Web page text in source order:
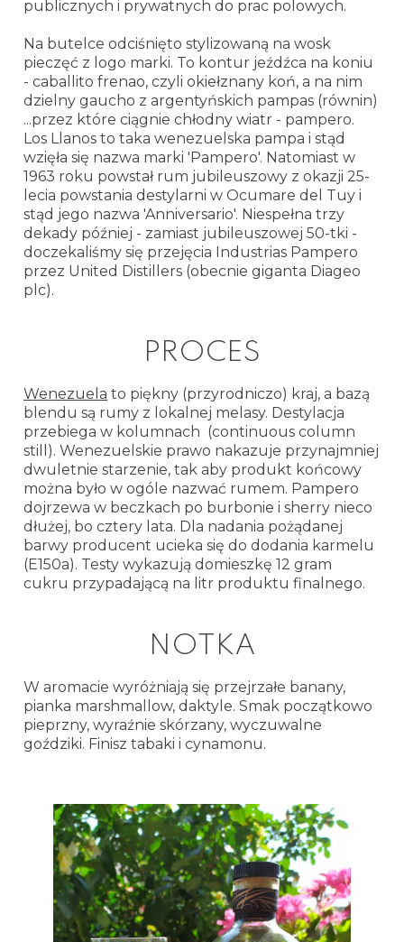
publicznych i prywatnych do prac polowych.
Na butelce odciśnięto stylizowaną na wosk
pieczęć z logo marki. To kontur jeźdźca na koniu
- caballito frenao, czyli okiełznany koń, a na nim
dzielny gaucho z argentyńskich pampas (równin)
...przez które ciągnie chłodny wiatr - pampero.
Los Llanos to taka wenezuelska pampa i stąd
wzięła się nazwa marki 'Pampero'. Natomiast w
1963 roku powstał rum jubileuszowy z okazji 25-
lecia powstania destylarni w Ocumare del Tuy i
stąd jego nazwa 'Anniversario'. Niespełna trzy
dekady później - zamiast jubileuszowej 50-tki -
doczekaliśmy się przejęcia Industrias Pampero
przez United Distillers (obecnie giganta Diageo
plc).
PROCES
Wenezuela to piękny (przyrodniczo) kraj, a bazą
blendu są rumy z lokalnej melasy. Destylacja
przebiega w kolumnach (continuous column
still). Wenezuelskie prawo nakazuje przynajmniej
dwuletnie starzenie, tak aby produkt końcowy
można było w ogóle nazwać rumem. Pampero
dojrzewa w beczkach po burbonie i sherry nieco
dłużej, bo cztery lata. Dla nadania pożądanej
barwy producent ucieka się do dodania karmelu
(E150a). Testy wykazują domieszkę 12 gram
cukru przypadającą na litr produktu finalnego.
NOTKA
W aromacie wyróżniają się przejrzałe banany,
pianka marshmallow, daktyle. Smak początkowo
pieprzny, wyraźnie skórzany, wyczuwalne
goździki. Finisz tabaki i cynamonu.